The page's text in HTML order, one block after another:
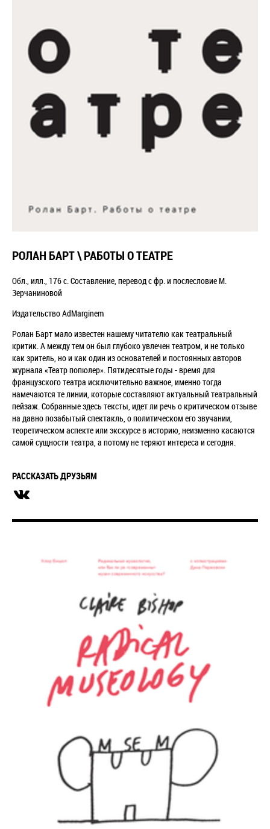
РОЛАН БАРТ \ РАБОТЫ О ТЕАТРЕ
Обл., илл., 176 с. Составление, перевод с фр. и послесловие М.
Зерчаниновой
Издательство AdMarginem
Ролан Барт мало известен нашему читателю как театральный
критик. А между тем он был глубоко увлечен театром, и не только
как зритель, но и как один из основателей и постоянных авторов
журнала «Театр попюлер». Пятидесятые годы - время для
французского театра исключительно важное, именно тогда
намечаются те линии, которые составляют актуальный театральный
пейзаж. Собранные здесь тексты, идет ли речь о критическом отзыве
на давно позабытый спектакль, о политическом его звучании,
теоретическом аспекте или экскурсе в историю, неизменно касаются
самой сущности театра, а потому не теряют интереса и сегодня.
РАССКАЗАТЬ ДРУЗЬЯМ